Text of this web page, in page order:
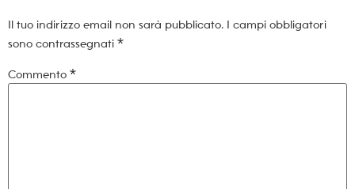
Il tuo indirizzo email non sarà pubblicato. I campi obbligatori
sono contrassegnati *
Commento *